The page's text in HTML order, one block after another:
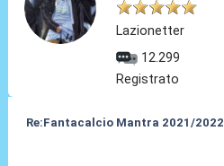
Lazionetter
12.299
Registrato
Re:Fantacalcio Mantra 2021/2022